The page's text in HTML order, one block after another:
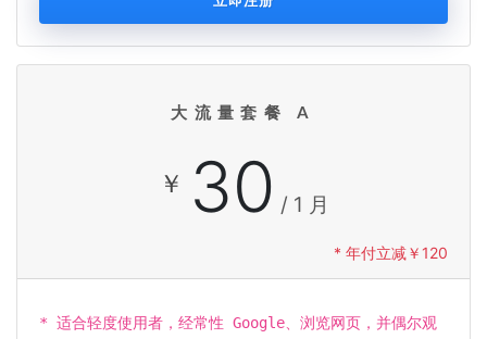
大流量套餐 A
￥ 30 / 1 月
* 年付立减￥120
* 适合轻度使用者，经常性 Google、浏览网页，并偶尔观